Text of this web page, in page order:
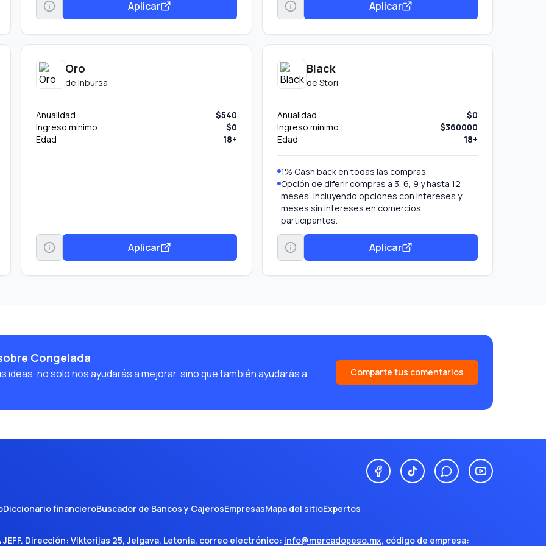
Aplicar
Vive al máximo tus conciertos con tus Tarjetas
HSBC: Compra tus boletos antes que nadie con
www.hsbc.com.mx/experiencias
Solicita el cargo recurrente de tus servicios a tu
Tarjeta de Crédito HSBC Zero.
En caso de robo o extravío de tu tarjeta los
cargos recurrentes se transfieren en
automático a tu nueva tarjeta
Aplicar
Oro
de Inbursa
Anualidad
$540
Ingreso mínimo
$0
Edad
18+
Aplicar
Black
de Stori
Anualidad
$0
Ingreso mínimo
$360000
Edad
18+
1% Cash back en todas las compras.
Opción de diferir compras a 3, 6, 9 y hasta 12
meses, incluyendo opciones con intereses y
meses sin intereses en comercios
participantes.
Aplicar
Congelada
no solo nos ayudarás a mejorar, sino que también ayudarás a
Comparte tus comentarios
Diccionario financieroBuscador de Bancos y CajerosEmpresasMapa del sitioExpertos
JEFF. Dirección: Viktorijas 25, Jelgava, Letonia, correo electrónico: info@mercadopeso.mx, código de empresa: